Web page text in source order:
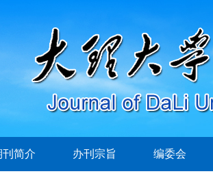
刊简介 办刊宗旨 编委会